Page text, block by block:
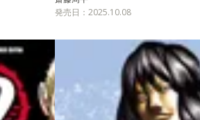
発売日：2025.10.08